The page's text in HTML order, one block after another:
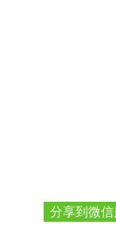
分享到微信